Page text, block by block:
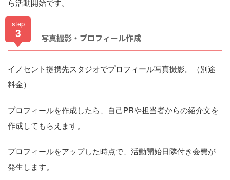
ら活動開始です。
step
3 写真撮影・プロフィール作成
イノセント提携先スタジオでプロフィール写真撮影。（別途
料金）
プロフィールを作成したら、自己PRや担当者からの紹介文を
作成してもらえます。
プロフィールをアップした時点で、活動開始日隣付き会費が
発生します。